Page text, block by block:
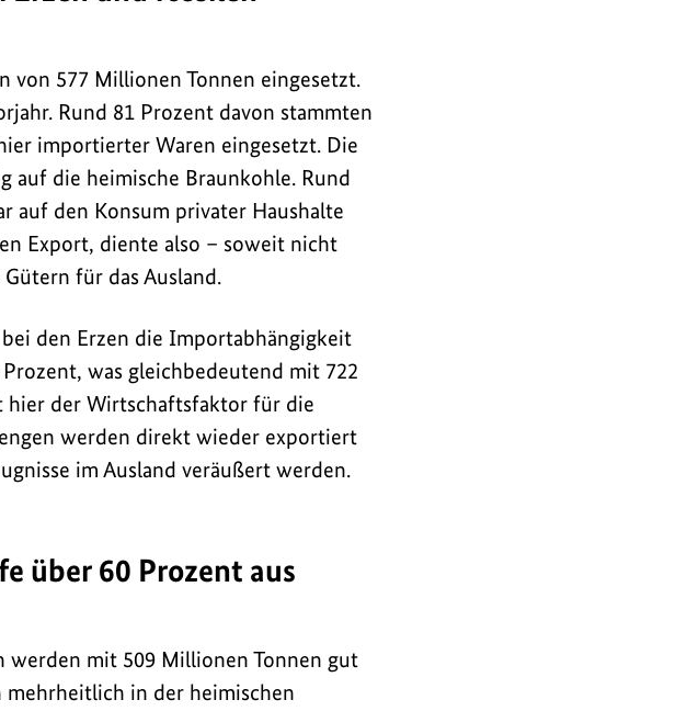
von 577 Millionen Tonnen eingesetzt.
Rund 81 Prozent davon stammten
importierter Waren eingesetzt. Die
auf die heimische Braunkohle. Rund
auf den Konsum privater Haushalte
Export, diente also – soweit nicht
für das Ausland.
den Erzen die Importabhängigkeit
was gleichbedeutend mit 722
hier der Wirtschaftsfaktor für die
werden direkt wieder exportiert
im Ausland veräußert werden.
über 60 Prozent aus
werden mit 509 Millionen Tonnen gut
in der heimischen